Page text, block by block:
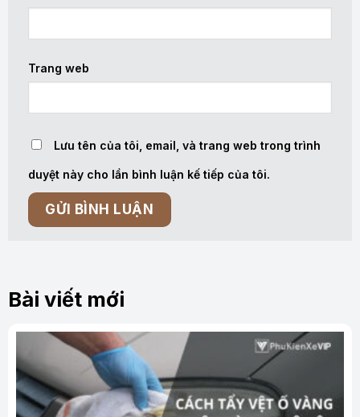
Trang web
Lưu tên của tôi, email, và trang web trong trình
duyệt này cho lần bình luận kế tiếp của tôi.
Bài viết mới